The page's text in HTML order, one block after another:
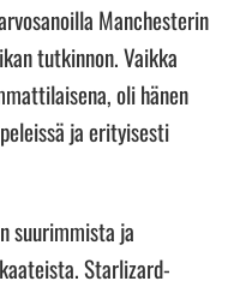
Manchesterin
tutkinnon. Vaikka
oli hänen
ja erityisesti
suurimmista ja
Starlizard-